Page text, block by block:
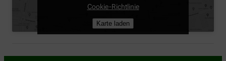
Cookie-Richtlinie
Karte laden